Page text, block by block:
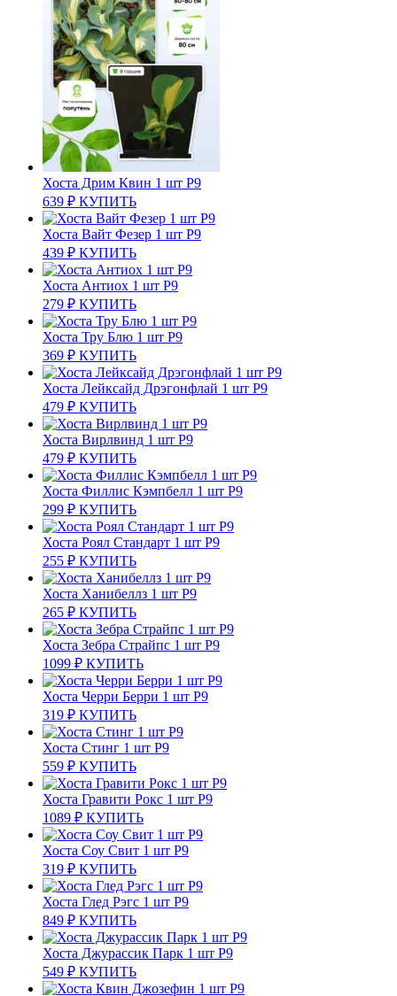
Хоста Дрим Квин 1 шт Р9
639 ₽ КУПИТЬ
Хоста Вайт Фезер 1 шт Р9
439 ₽ КУПИТЬ
Хоста Антиох 1 шт Р9
279 ₽ КУПИТЬ
Хоста Тру Блю 1 шт Р9
369 ₽ КУПИТЬ
Хоста Лейксайд Дрэгонфлай 1 шт Р9
479 ₽ КУПИТЬ
Хоста Вирлвинд 1 шт Р9
479 ₽ КУПИТЬ
Хоста Филлис Кэмпбелл 1 шт Р9
299 ₽ КУПИТЬ
Хоста Роял Стандарт 1 шт Р9
255 ₽ КУПИТЬ
Хоста Ханибеллз 1 шт Р9
265 ₽ КУПИТЬ
Хоста Зебра Страйпс 1 шт Р9
1099 ₽ КУПИТЬ
Хоста Черри Берри 1 шт Р9
319 ₽ КУПИТЬ
Хоста Стинг 1 шт Р9
559 ₽ КУПИТЬ
Хоста Гравити Рокс 1 шт Р9
1089 ₽ КУПИТЬ
Хоста Соу Свит 1 шт Р9
319 ₽ КУПИТЬ
Хоста Глед Рэгс 1 шт Р9
849 ₽ КУПИТЬ
Хоста Джурассик Парк 1 шт Р9
549 ₽ КУПИТЬ